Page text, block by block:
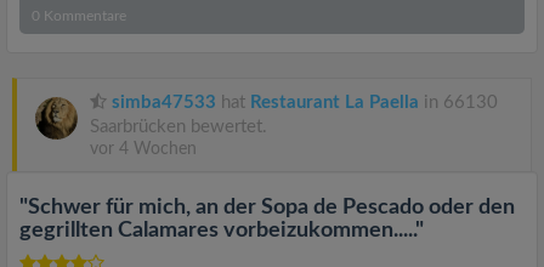
0 Kommentare
simba47533 hat Restaurant La Paella in 66130
Saarbrücken bewertet.
vor 4 Wochen
"Schwer für mich, an der Sopa de Pescado oder den
gegrillten Calamares vorbeizukommen....."